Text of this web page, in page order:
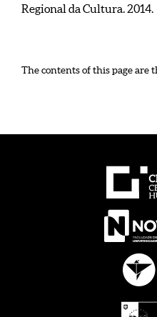
Regional da Cultura. 2014.
The contents of this page are